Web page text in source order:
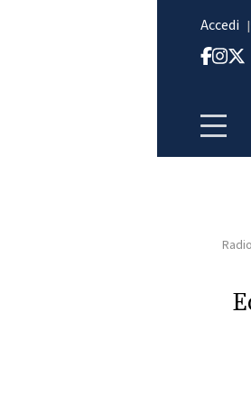
Accedi
HOME
RADIO